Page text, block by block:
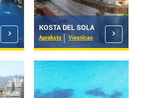
KOSTA DEL SOLA
Apraksts Viesnīcas